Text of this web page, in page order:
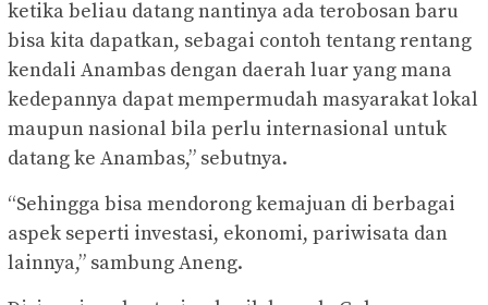
ketika beliau datang nantinya ada terobosan baru
bisa kita dapatkan, sebagai contoh tentang rentang
kendali Anambas dengan daerah luar yang mana
kedepannya dapat mempermudah masyarakat lokal
maupun nasional bila perlu internasional untuk
datang ke Anambas,” sebutnya.
“Sehingga bisa mendorong kemajuan di berbagai
aspek seperti investasi, ekonomi, pariwisata dan
lainnya,” sambung Aneng.